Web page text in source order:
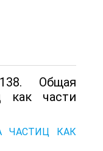
Общая
как части
ЧАСТИЦ КАК